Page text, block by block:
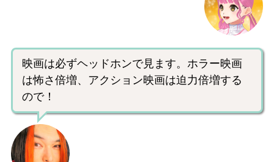
映画は必ずヘッドホンで見ます。ホラー映画
は怖さ倍増、アクション映画は迫力倍増する
ので！